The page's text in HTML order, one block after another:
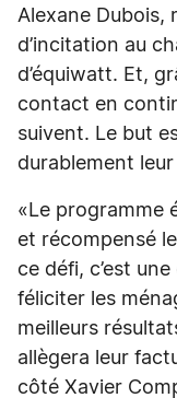
Alexane Dubois,
d’incitation au
d’équiwatt. Et,
contact en
suivent. Le but
durablement
«Le programme
et récompensé
ce défi, c’est
féliciter les
meilleurs
allègera leur
côté Xavier